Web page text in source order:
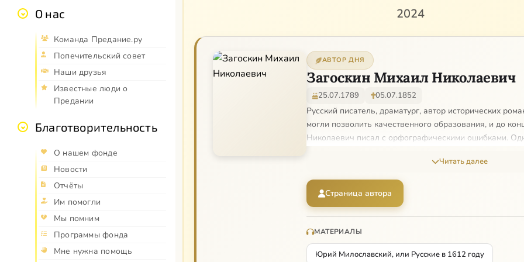
О нас
Команда Предание.ру
Попечительский совет
Наши друзья
Известные люди о
Предании
Благотворительность
О нашем фонде
Новости
Отчёты
Им помогли
Мы помним
Программы фонда
Мне нужна помощь
2024
АВТОР ДНЯ
Загоскин Михаил Николаевич
25.07.1789 05.07.1852
Русский писатель, драматург, автор исторических
могли позволить качественного образования, и до
Николаевич писал с орфографическими ошибками.
давая их читать детям. Такая прививка изящной
результаты — первые литературные шаги Загоскин
одиннадцати лет. Его первые детские произведения —
Зыдея» и повесть «Пустынник» — были утрачены еще
тринадцать лет Загоскин поступил на
родителей не получал. Жил на получаемое жалование
воспитателем Прохором Кондратьевичем.
которой Загоскин записался в ополчение, оставила
Читать далее
Страница автора
МАТЕРИАЛЫ
Юрий Милославский, или Русские в 1612 году